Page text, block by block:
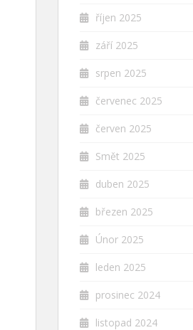
říjen 2025
září 2025
srpen 2025
červenec 2025
červen 2025
Smět 2025
duben 2025
březen 2025
Únor 2025
leden 2025
prosinec 2024
listopad 2024